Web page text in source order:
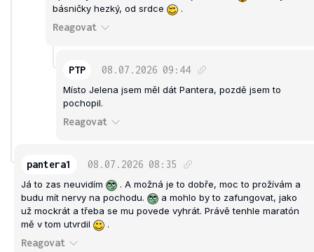
básničky hezký, od srdce
.
Reagovat
PTP 08.07.2026 09:44
Místo Jelena jsem měl dát Pantera, pozdě jsem to
pochopil.
Reagovat
pantera1 08.07.2026 08:35
Já to zas neuvidím
. A možná je to dobře, moc to prožívám a
budu mít nervy na pochodu.
a mohlo by to zafungovat, jako
už mockrát a třeba se mu povede vyhrát. Právě tenhle maratón
mě v tom utvrdil
.
Reagovat